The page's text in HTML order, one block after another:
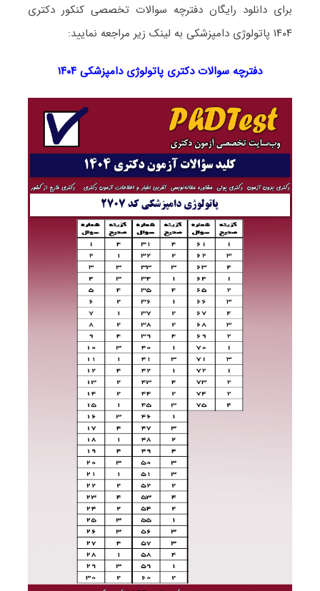
برای دانلود رایگان دفترچه سوالات تخصصی کنکور دکتری
۱۴۰۴ پاتولوژی دامپزشکی به لینک زیر مراجعه نمایید:
دفترچه سوالات دکتری پاتولوژی دامپزشکی ۱۴۰۴